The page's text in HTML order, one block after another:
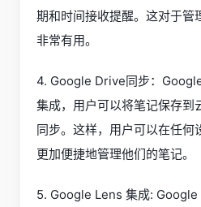
期和时间接收提醒。这对于管
非常有用。
4. Google Drive同步：
集成，用户可以将笔记保存到
同步。这样，用户可以在任何
更加便捷地管理他们的笔记。
5. Google Lens 集成: